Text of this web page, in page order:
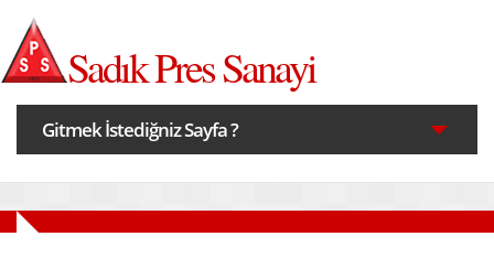
Sadık Pres Sanayi
Gitmek İstediğniz Sayfa ?